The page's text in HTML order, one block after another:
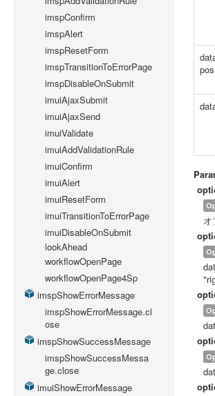
imspConfirm
imspAlert
imspResetForm
imspTransitionToErrorPage
imspDisableOnSubmit
imuiAjaxSubmit
imuiAjaxSend
imuiValidate
imuiAddValidationRule
imuiConfirm
imuiAlert
imuiResetForm
imuiTransitionToErrorPage
imuiDisableOnSubmit
lookAhead
workflowOpenPage
workflowOpenPage4Sp
imspShowErrorMessage
imspShowErrorMessage.cl
ose
imspShowSuccessMessage
imspShowSuccessMessa
ge.close
imuiShowErrorMessage
オ